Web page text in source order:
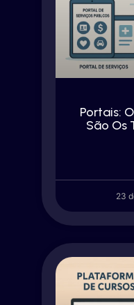
Portais:
São Os
23